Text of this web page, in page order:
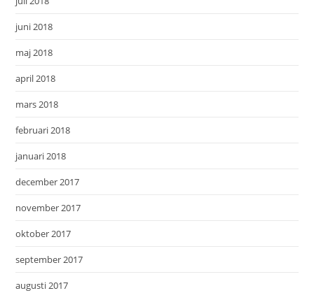
juni 2018
maj 2018
april 2018
mars 2018
februari 2018
januari 2018
december 2017
november 2017
oktober 2017
september 2017
augusti 2017